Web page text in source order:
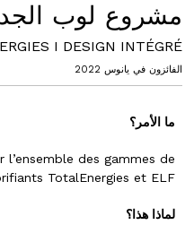
مشروع لوب
I DESIGN INTÉGRÉ
الفائزون في يانوس 2022
ما الأمر؟
l’ensemble des gammes de
TotalEnergies et ELF.
لماذا هذا؟